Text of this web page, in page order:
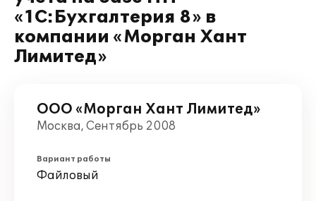
«1С:Бухгалтерия 8» в
компании «Морган Хант
Лимитед»
ООО «Морган Хант Лимитед»
Москва, Сентябрь 2008
Вариант работы
Файловый